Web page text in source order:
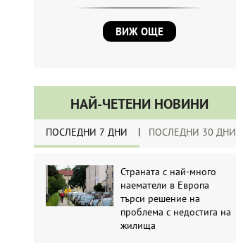
ВИЖ ОЩЕ
НАЙ-ЧЕТЕНИ НОВИНИ
ПОСЛЕДНИ 7 ДНИ ПОСЛЕДНИ 30 ДНИ
Страната с най-много
наематели в Европа
търси решение на
проблема с недостига на
жилища